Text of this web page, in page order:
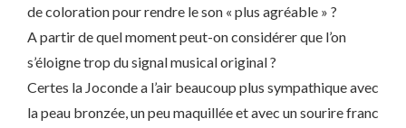
de coloration pour rendre le son « plus agréable » ?
A partir de quel moment peut-on considérer que l’on
s’éloigne trop du signal musical original ?
Certes la Joconde a l’air beaucoup plus sympathique avec
la peau bronzée, un peu maquillée et avec un sourire franc